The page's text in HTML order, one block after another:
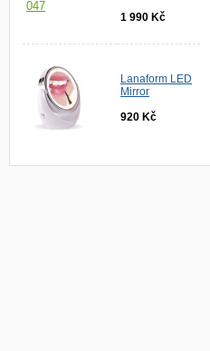
1 990 Kč
Lanaform LED
Mirror
920 Kč